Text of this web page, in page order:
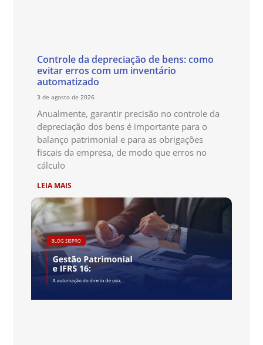
Controle da depreciação de bens: como
evitar erros com um inventário
automatizado
3 de agosto de 2026
Anualmente, garantir precisão no controle da
depreciação dos bens é importante para o
balanço patrimonial e para as obrigações
fiscais da empresa, de modo que erros no
cálculo
LEIA MAIS